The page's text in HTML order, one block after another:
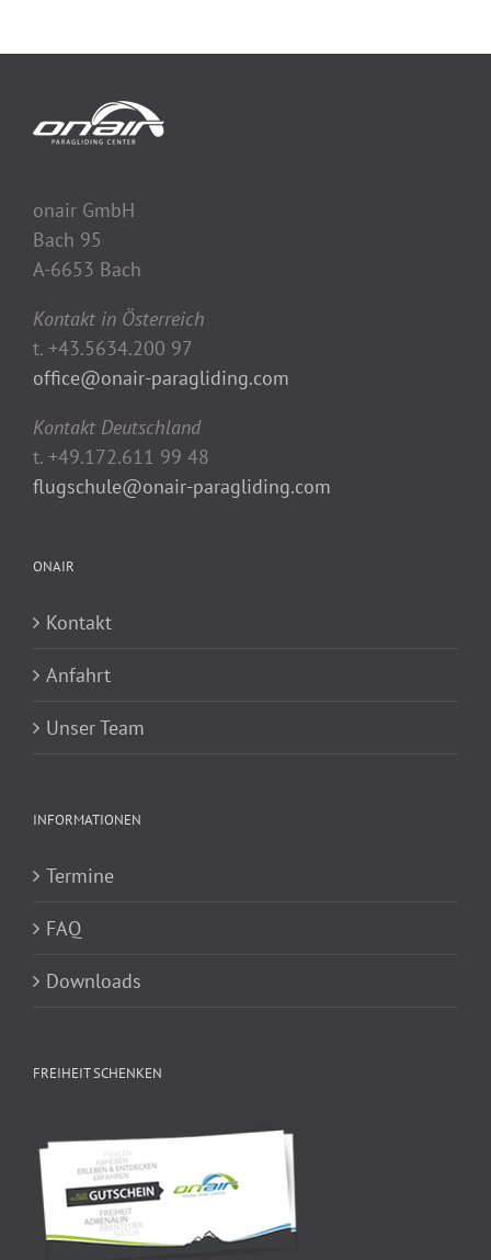
onair GmbH
Bach 95
A-6653 Bach
Kontakt in Österreich
t. +43.5634.200 97
office@onair-paragliding.com
Kontakt Deutschland
t. +49.172.611 99 48
flugschule@onair-paragliding.com
ONAIR
Kontakt
Anfahrt
Unser Team
INFORMATIONEN
Termine
FAQ
Downloads
FREIHEIT SCHENKEN